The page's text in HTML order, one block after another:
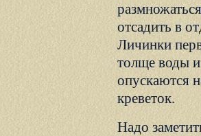
отсадить в
Личинки
толще воды
опускаются
креветок.
Надо